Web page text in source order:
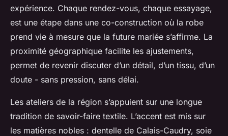
expérience. Chaque rendez-vous, chaque essayage,
est une étape dans une co-construction où la robe
prend vie à mesure que la future mariée s’affirme. La
proximité géographique facilite les ajustements,
permet de revenir discuter d’un détail, d’un tissu, d’un
doute - sans pression, sans délai.
Les ateliers de la région s’appuient sur une longue
tradition de savoir-faire textile. L’accent est mis sur
les matières nobles : dentelle de Calais-Caudry, soie